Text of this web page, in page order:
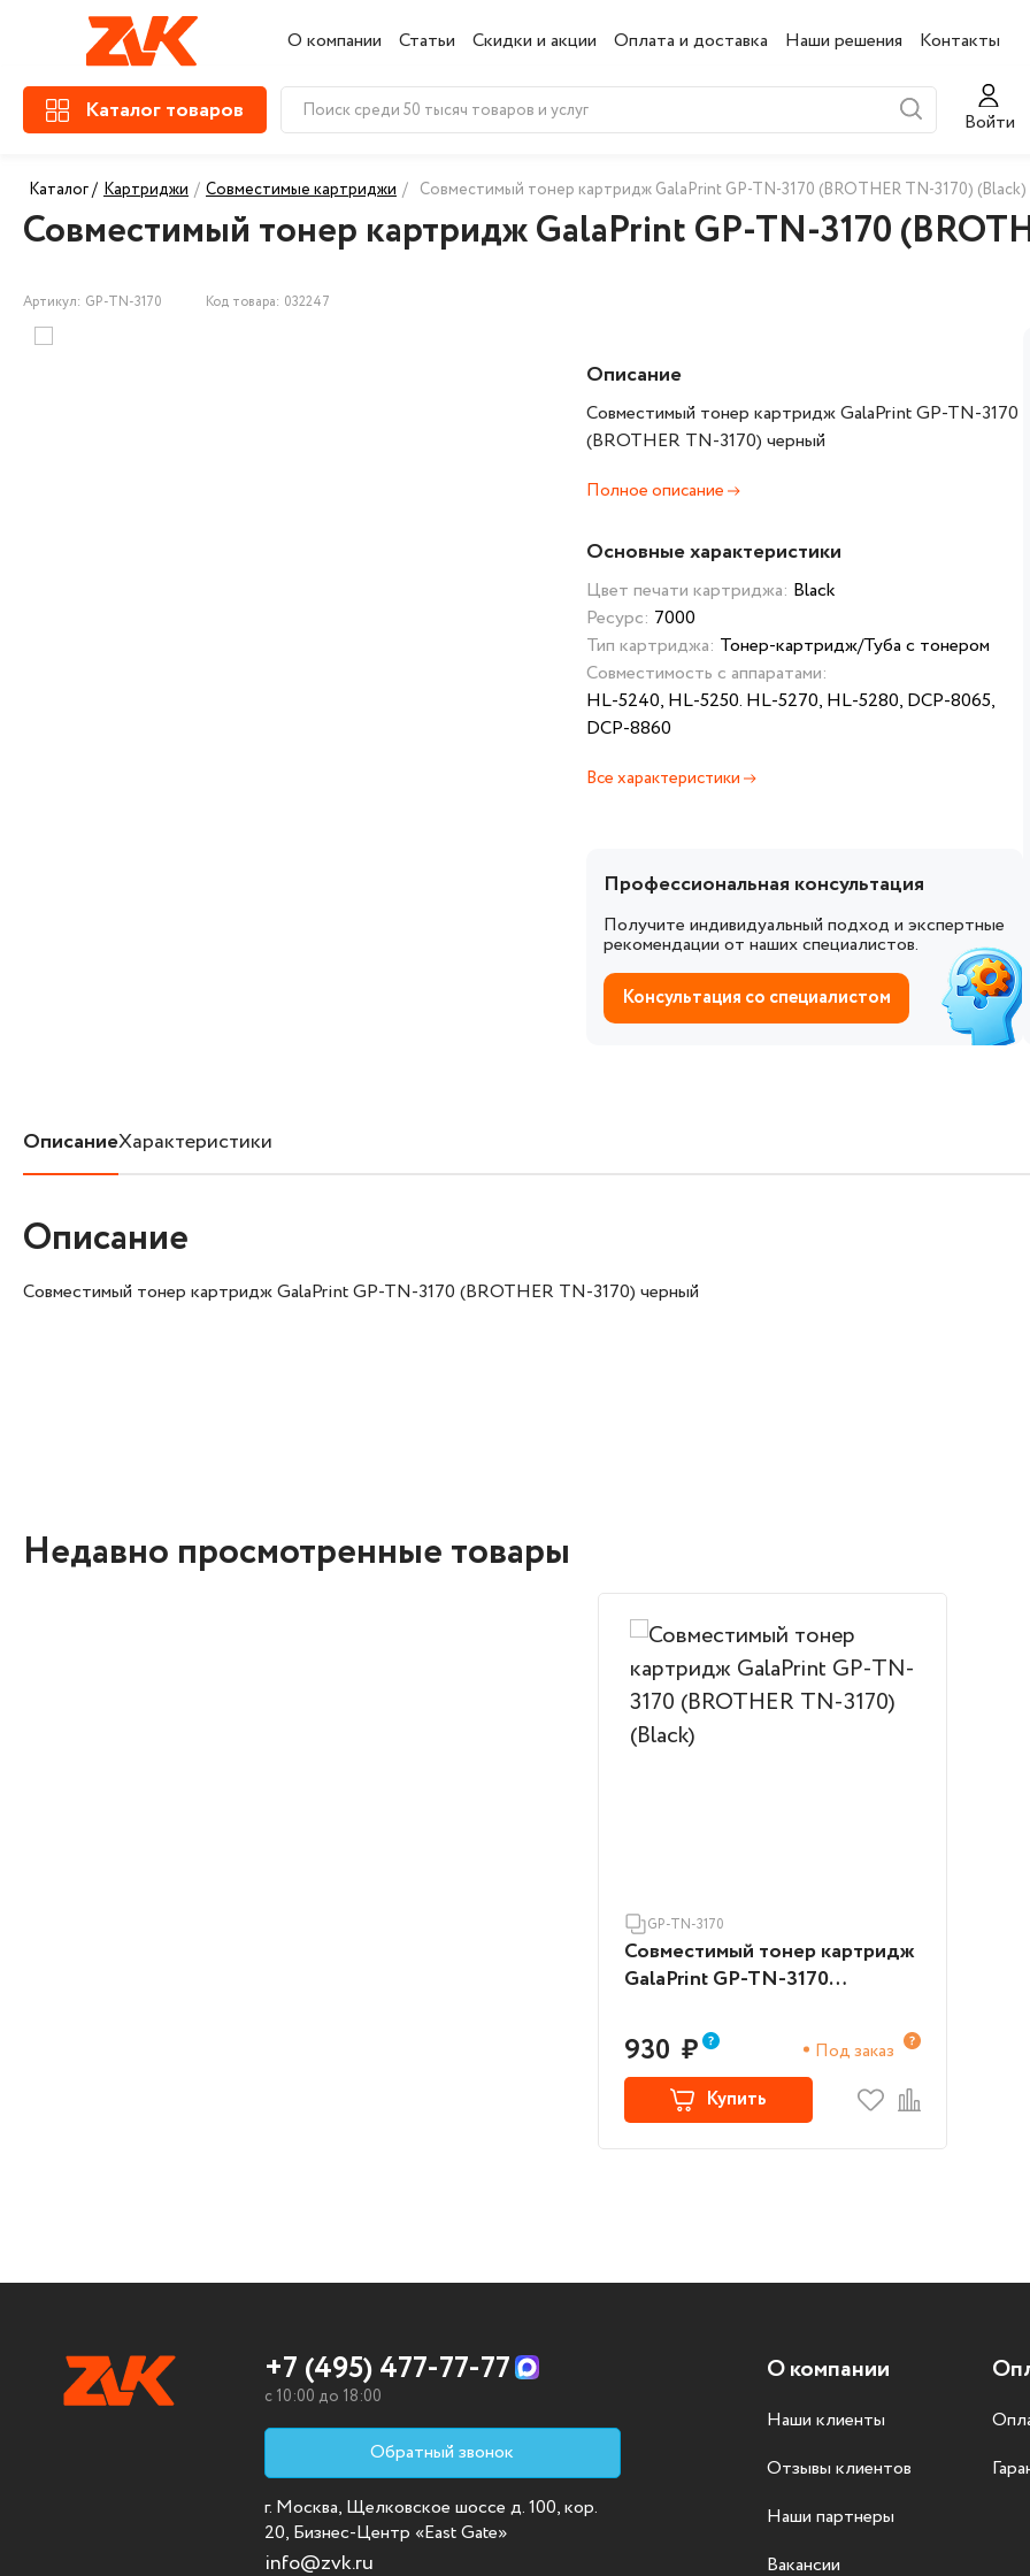
О компании Статьи Скидки и акции Оплата и доставка Наши решения Контакты
Каталог товаров Войти
Каталог / Картриджи / Совместимые картриджи / Совместимый тонер картридж GalaPrint GP-TN-3170 (BROTHER TN-3170) (Black)
Совместимый тонер картридж GalaPrint GP-TN-3170
Артикул: GP-TN-3170 Код товара: 032247
Описание
Совместимый тонер картридж GalaPrint GP-TN-3170
(BROTHER TN-3170) черный
Полное описание
Основные характеристики
Цвет печати картриджа: Black
Ресурс: 7000
Тип картриджа: Тонер-картридж/Туба с тонером
Совместимость с аппаратами:
HL-5240, HL-5250. HL-5270, HL-5280, DCP-8065,
DCP-8860
Все характеристики
Профессиональная консультация
Получите индивидуальный подход и экспертные
рекомендации от наших специалистов.
Консультация со специалистом
ОписаниеХарактеристики
Описание
Совместимый тонер картридж GalaPrint GP-TN-3170 (BROTHER TN-3170) черный
Недавно просмотренные товары
GP-TN-3170
Совместимый тонер картридж
GalaPrint GP-TN-3170
930 ₽ Под заказ
Купить
+7 (495) 477-77-77
c 10:00 до 18:00
Обратный звонок
г. Москва, Щелковское шоссе д. 100, кор.
20, Бизнес-Центр «East Gate»
info@zvk.ru
О компании
Наши клиенты
Отзывы клиентов
Наши партнеры
Вакансии